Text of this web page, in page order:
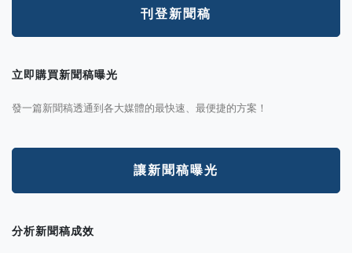
刊登新聞稿
立即購買新聞稿曝光
發一篇新聞稿透通到各大媒體的最快速、最便捷的方案！
讓新聞稿曝光
分析新聞稿成效